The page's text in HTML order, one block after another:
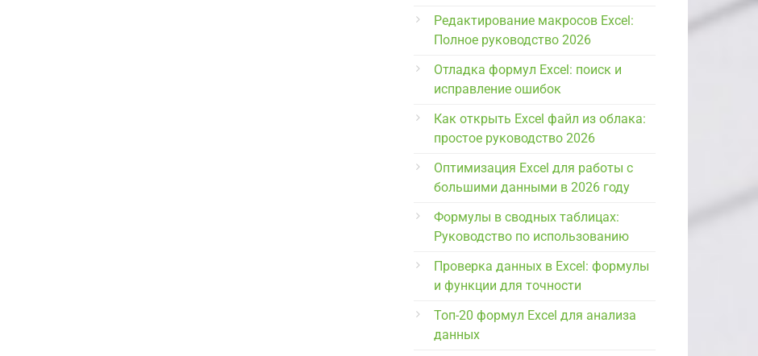
Редактирование макросов Excel:
Полное руководство 2026
Отладка формул Excel: поиск и
исправление ошибок
Как открыть Excel файл из облака:
простое руководство 2026
Оптимизация Excel для работы с
большими данными в 2026 году
Формулы в сводных таблицах:
Руководство по использованию
Проверка данных в Excel: формулы
и функции для точности
Топ-20 формул Excel для анализа
данных